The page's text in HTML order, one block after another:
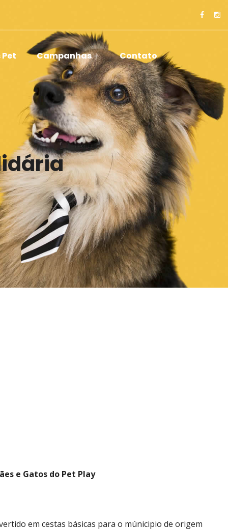
Campanhas Contato
e Gatos do Pet Play
em cestas básicas para o múnicipio de origem